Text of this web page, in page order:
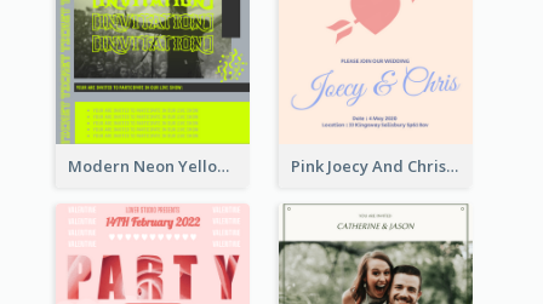
Modern Neon Yellow Live Band Invitation Design Idea Pink Joecy And Chris Wedding Invitation